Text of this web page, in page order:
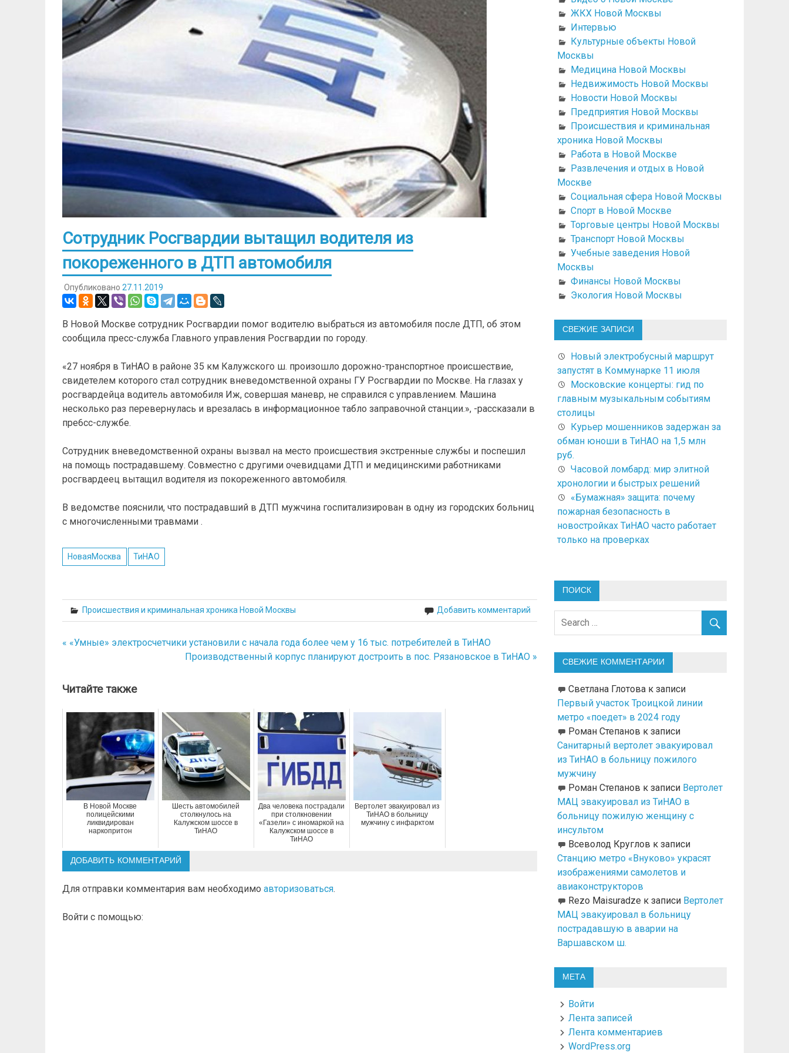
Сотрудник Росгвардии вытащил водителя из
покореженного в ДТП автомобиля
Опубликовано 27.11.2019
В Новой Москве сотрудник Росгвардии помог водителю выбраться из автомобиля после ДТП, об этом
сообщила пресс-служба Главного управления Росгвардии по городу.
«27 ноября в ТиНАО в районе 35 км Калужского ш. произошло дорожно-транспортное происшествие,
свидетелем которого стал сотрудник вневедомственной охраны ГУ Росгвардии по Москве. На глазах у
росгвардейца водитель автомобиля Иж, совершая маневр, не справился с управлением. Машина
несколько раз перевернулась и врезалась в информационное табло заправочной станции.», -рассказали в
пре6сс-службе.
Сотрудник вневедомственной охраны вызвал на место происшествия экстренные службы и поспешил
на помощь пострадавшему. Совместно с другими очевидцами ДТП и медицинскими работниками
росгвардеец вытащил водителя из покореженного автомобиля.
В ведомстве пояснили, что пострадавший в ДТП мужчина госпитализирован в одну из городских больниц
с многочисленными травмами .
НоваяМосква ТиНАО
Происшествия и криминальная хроника Новой Москвы Добавить комментарий
Навигация
записям
« «Умные» электросчетчики установили с начала года более чем у 16 тыс. потребителей в ТиНАО
Производственный корпус планируют достроить в пос. Рязановское в ТиНАО »
Читайте также
В Новой Москве
полицейскими
ликвидирован
наркопритон
Шесть автомобилей
столкнулось на
Калужском шоссе в
ТиНАО
Два человека пострадали
при столкновении
«Газели» с иномаркой на
Калужском шоссе в
ТиНАО
Вертолет эвакуировал из
ТиНАО в больницу
мужчину с инфарктом
ДОБАВИТЬ КОММЕНТАРИЙ
Для отправки комментария вам необходимо авторизоваться.
Войти с помощью:
ЖКХ Новой Москвы
Интервью
Культурные объекты Новой
Москвы
Медицина Новой Москвы
Недвижимость Новой Москвы
Новости Новой Москвы
Предприятия Новой Москвы
Происшествия и криминальная
хроника Новой Москвы
Работа в Новой Москве
Развлечения и отдых в Новой
Москве
Социальная сфера Новой Москвы
Спорт в Новой Москве
Торговые центры Новой Москвы
Транспорт Новой Москвы
Учебные заведения Новой
Москвы
Финансы Новой Москвы
Экология Новой Москвы
СВЕЖИЕ ЗАПИСИ
Новый электробусный маршрут
запустят в Коммунарке 11 июля
Московские концерты: гид по
главным музыкальным событиям
столицы
Курьер мошенников задержан за
обман юноши в ТиНАО на 1,5 млн
руб.
Часовой ломбард: мир элитной
хронологии и быстрых решений
«Бумажная» защита: почему
пожарная безопасность в
новостройках ТиНАО часто работает
только на проверках
ПОИСК
СВЕЖИЕ КОММЕНТАРИИ
Светлана Глотовак записи
Первый участок Троицкой линии
метро «поедет» в 2024 году
Роман Степанов к записи
Санитарный вертолет эвакуировал
из ТиНАО в больницу пожилого
мужчину
Роман Степанов к записи Вертолет
МАЦ эвакуировал из ТиНАО в
больницу пожилую женщину с
инсультом
Всеволод Круглов к записи
Станцию метро «Внуково» украсят
изображениями самолетов и
авиаконструкторов
Rezo Maisuradze к записи Вертолет
МАЦ эвакуировал в больницу
пострадавшую в аварии на
Варшавском ш.
МЕТА
Войти
Лента записей
Лента комментариев
WordPress.org